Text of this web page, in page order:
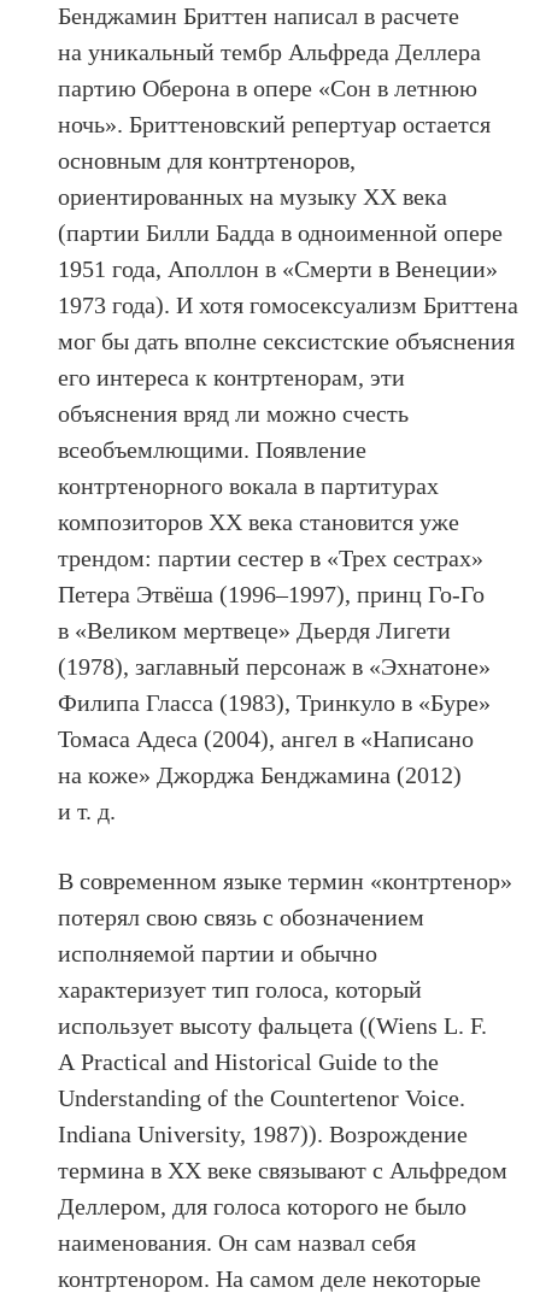
Бенджамин Бриттен написал в расчете
на уникальный тембр Альфреда Деллера
партию Оберона в опере «Сон в летнюю
ночь». Бриттеновский репертуар остается
основным для контртеноров,
ориентированных на музыку XX века
(партии Билли Бадда в одноименной опере
1951 года, Аполлон в «Смерти в Венеции»
1973 года). И хотя гомосексуализм Бриттена
мог бы дать вполне сексистские объяснения
его интереса к контртенорам, эти
объяснения вряд ли можно счесть
всеобъемлющими. Появление
контртенорного вокала в партитурах
композиторов XX века становится уже
трендом: партии сестер в «Трех сестрах»
Петера Этвёша (1996–1997), принц Го-Го
в «Великом мертвеце» Дьердя Лигети
(1978), заглавный персонаж в «Эхнатоне»
Филипа Гласса (1983), Тринкуло в «Буре»
Томаса Адеса (2004), ангел в «Написано
на коже» Джорджа Бенджамина (2012)
и т. д.
В современном языке термин «контртенор»
потерял свою связь с обозначением
исполняемой партии и обычно
характеризует тип голоса, который
использует высоту фальцета ((Wiens L. F.
A Practical and Historical Guide to the
Understanding of the Countertenor Voice.
Indiana University, 1987)). Возрождение
термина в XX веке связывают с Альфредом
Деллером, для голоса которого не было
наименования. Он сам назвал себя
контртенором. На самом деле некоторые